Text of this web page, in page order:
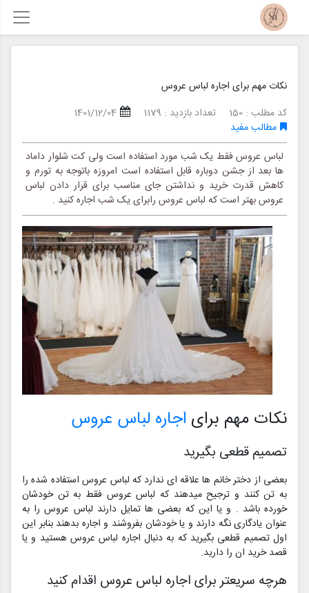
نکات مهم برای اجاره لباس عروس
کد مطلب : 150
تعداد بازدید : 1179
1401/12/04
مطالب مفید
لباس عروس فقط یک شب مورد استفاده است ولی کت شلوار داماد
ها بعد از جشن دوباره قابل استفاده است امروزه باتوجه به تورم و
کاهش قدرت خرید و نداشتن جای مناسب برای قرار دادن لباس
عروس بهتر است که لباس عروس رابرای یک شب اجاره کنید .
نکات مهم برای اجاره لباس عروس
تصمیم قطعی بگیرید
بعضی از دختر خانم ها علاقه ای ندارد که لباس عروس استفاده شده را
به تن کنند و ترجیح میدهند که لباس عروس فقط به تن خودشان
خورده باشد . و یا این که بعضی ها تمایل دارند لباس عروس را به
عنوان یادگاری نگه دارند و یا خودشان بفروشند و اجاره بدهند بنابر این
اول تصمیم قطعی بگیرید که به دنبال اجاره لباس عروس هستید و یا
قصد خرید ان را دارید.
هرچه سریعتر برای اجاره لباس عروس اقدام کنید